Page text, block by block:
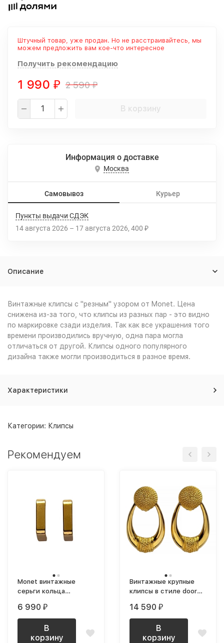
Штучный товар, уже продан. Но не расстраивайтесь, мы
можем предложить вам кое-что интересное
Получить рекомендацию
1 990 ₽ 2 590₽
В корзину
Информация о доставке
Москва
Самовывоз Курьер
Пункты выдачи СДЭК
14 августа 2026 – 17 августа 2026 400 ₽
Описание
Винтажные клипсы с "резным" узором от Monet. Цена
снижена из-за того, что клипсы из разных пар - это видно
по маркировке сзади изделия. Так как все украшения того
времени производились вручную, одна пара могла
отличаться от другой. Клипсы одного популярного
дизайна также могли производиться в разное время.
Характеристики
Категории: Клипсы
Рекомендуем
Monet винтажные
серьги кольца
средние
6 990 ₽
В
корзину
Винтажные крупные
клипсы в стиле door
14 590 ₽
В
корзину